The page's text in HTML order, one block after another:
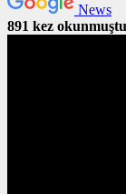
News
891 kez